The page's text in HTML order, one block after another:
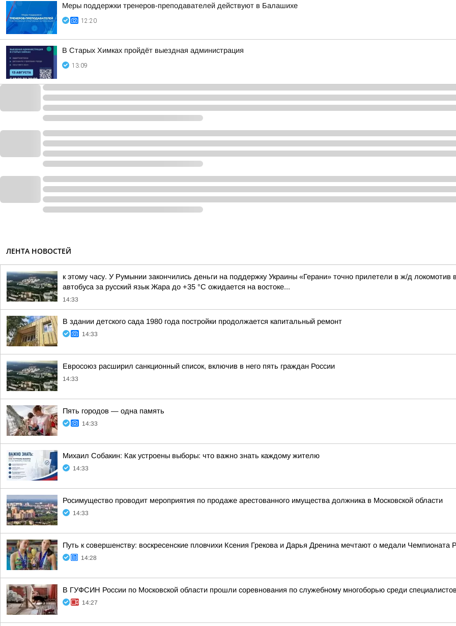
Меры поддержки тренеров-преподавателей действуют в Балашихе
12:20
В Старых Химках пройдёт выездная администрация
13:09
ЛЕНТА НОВОСТЕЙ
к этому часу. У Румынии закончились деньги на поддержку Украины «Герани» точно прилетели в ж/д локомотив
автобуса за русский язык Жара до +35 °С ожидается на востоке...
14:33
В здании детского сада 1980 года постройки продолжается капитальный ремонт
14:33
Евросоюз расширил санкционный список, включив в него пять граждан России
14:33
Пять городов — одна память
14:33
Михаил Собакин: Как устроены выборы: что важно знать каждому жителю
14:33
Росимущество проводит мероприятия по продаже арестованного имущества должника в Московской области
14:33
Путь к совершенству: воскресенские пловчихи Ксения Грекова и Дарья Дренина мечтают о медали Чемпионата
14:28
В ГУФСИН России по Московской области прошли соревнования по служебному многоборью среди
14:27